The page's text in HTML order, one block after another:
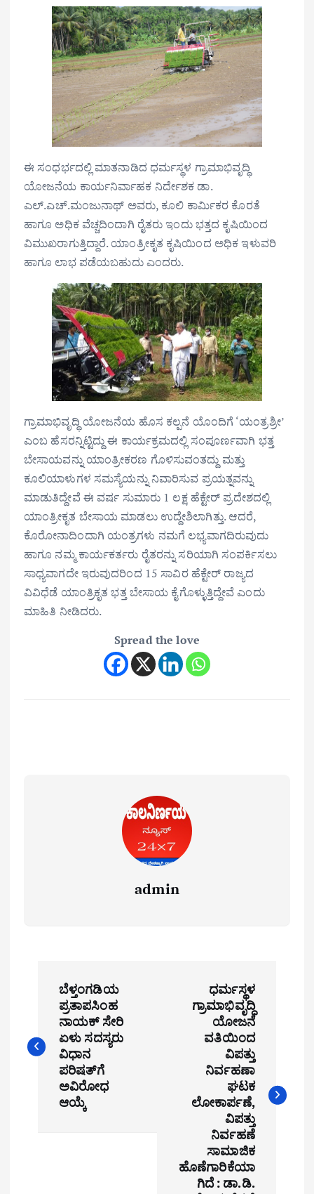
ಈ ಸಂಧರ್ಭದಲ್ಲಿ ಮಾತನಾಡಿದ ಧರ್ಮಸ್ಥಳ ಗ್ರಾಮಾಭಿವೃದ್ಧಿ
ಯೋಜನೆಯ ಕಾರ್ಯನಿರ್ವಾಹಕ ನಿರ್ದೇಶಕ ಡಾ.
ಎಲ್.ಎಚ್.ಮಂಜುನಾಥ್ ಅವರು, ಕೂಲಿ ಕಾರ್ಮಿಕರ ಕೊರತೆ
ಹಾಗೂ ಅಧಿಕ ವೆಚ್ಚದಿಂದಾಗಿ ರೈತರು ಇಂದು ಭತ್ತದ ಕೃಷಿಯಿಂದ
ವಿಮುಖರಾಗುತ್ತಿದ್ದಾರೆ. ಯಾಂತ್ರೀಕೃತ ಕೃಷಿಯಿಂದ ಅಧಿಕ ಇಳುವರಿ
ಹಾಗೂ ಲಾಭ ಪಡೆಯಬಹುದು ಎಂದರು.
ಗ್ರಾಮಾಭಿವೃದ್ಧಿ ಯೋಜನೆಯ ಹೊಸ ಕಲ್ಪನೆ ಯೊಂದಿಗೆ ‘ಯಂತ್ರಶ್ರೀ’
ಎಂಬ ಹೆಸರನ್ನಿಟ್ಟಿದ್ದು ಈ ಕಾರ್ಯಕ್ರಮದಲ್ಲಿ ಸಂಪೂರ್ಣವಾಗಿ ಭತ್ತ
ಬೇಸಾಯವನ್ನು ಯಾಂತ್ರೀಕರಣ ಗೊಳಿಸುವಂತದ್ದು ಮತ್ತು
ಕೂಲಿಯಾಳುಗಳ ಸಮಸ್ಯೆಯನ್ನು ನಿವಾರಿಸುವ ಪ್ರಯತ್ನವನ್ನು
ಮಾಡುತಿದ್ದೇವೆ ಈ ವರ್ಷ ಸುಮಾರು 1 ಲಕ್ಷ ಹೆಕ್ಟೇರ್ ಪ್ರದೇಶದಲ್ಲಿ
ಯಾಂತ್ರೀಕೃತ ಬೇಸಾಯ ಮಾಡಲು ಉದ್ದೇಶಿಲಾಗಿತ್ತು. ಆದರೆ,
ಕೊರೋನಾದಿಂದಾಗಿ ಯಂತ್ರಗಳು ನಮಗೆ ಲಭ್ಯವಾಗದಿರುವುದು
ಹಾಗೂ ನಮ್ಮ ಕಾರ್ಯಕರ್ತರು ರೈತರನ್ನು ಸರಿಯಾಗಿ ಸಂಪರ್ಕಿಸಲು
ಸಾಧ್ಯವಾಗದೇ ಇರುವುದರಿಂದ 15 ಸಾವಿರ ಹೆಕ್ಟೇರ್ ರಾಜ್ಯದ
ವಿವಿಧೆಡೆ ಯಾಂತ್ರಿಕೃತ ಭತ್ತ ಬೇಸಾಯ ಕೈಗೊಳ್ಳುತ್ತಿದ್ದೇವೆ ಎಂದು
ಮಾಹಿತಿ ನೀಡಿದರು.
Spread the love
admin
s
t
ಬೆಳ್ತಂಗಡಿಯ
ಪ್ರತಾಪಸಿಂಹ
ನಾಯಕ್ ಸೇರಿ
ಏಳು ಸದಸ್ಯರು
ವಿಧಾನ
ಪರಿಷತ್‍ಗೆ
ಅವಿರೋಧ
ಆಯ್ಕೆ
ಧರ್ಮಸ್ಥಳ
ಗ್ರಾಮಾಭಿವೃದ್ಧಿ
ಯೋಜನೆ
ವತಿಯಿಂದ
ವಿಪತ್ತು
ನಿರ್ವಹಣಾ
ಘಟಕ
ಲೋಕಾರ್ಪಣೆ,
ವಿಪತ್ತು
ನಿರ್ವಹಣೆ
ಸಾಮಾಜಿಕ
ಹೊಣೆಗಾರಿಕೆಯಾ
ಗಿದೆ : ಡಾ.ಡಿ.